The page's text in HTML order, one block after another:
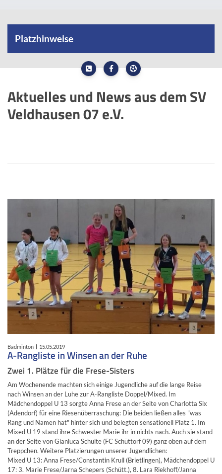
Platzhinweise
HIER GEHT ES ZU DEN AKTUELLEN PLATZHINWEISEN
Aktuelles und News aus dem SV
Veldhausen 07 e.V.
Badminton 15.05.2019
A-Rangliste in Winsen an der Ruhe
Zwei 1. Plätze für die Frese-Sisters
Am Wochenende machten sich einige Jugendliche auf die lange Reise
nach Winsen an der Luhe zur A-Rangliste Doppel/Mixed. Im
Mädchendoppel U 13 sorgte Anna Frese an der Seite von Charlotta Six
(Adendorf) für eine Riesenüberraschung: Die beiden ließen alles "was
Rang und Namen hat" hinter sich und belegten sensationell Platz 1. Im
Mixed U 19 stand ihre Schwester Marie ihr in nichts nach. Auch sie stand
an der Seite von Gianluca Schulte (FC Schüttorf 09) ganz oben auf dem
Treppchen. Weitere Platzierungen unserer Jugendlichen:
Mixed U 13: Anna Frese/Constantin Krull (Brietlingen), Mädchendoppel U
17: 3. Marie Frese/Jarna Schepers (Schütt.), 8. Lara Riekhoff/Janna